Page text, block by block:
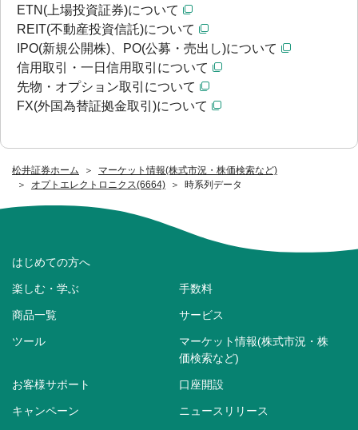
松井証券ホーム
マーケット情報(株式市況・株価検索など)
オプトエレクトロニクス(6664)
時系列データ
ETN(上場投資証券)について
REIT(不動産投資信託)について
IPO(新規公開株)、PO(公募・売出し)について
信用取引・一日信用取引について
先物・オプション取引について
FX(外国為替証拠金取引)について
はじめての方へ
楽しむ・学ぶ 手数料
商品一覧 サービス
ツール
マーケット情報(株式市況・株
価検索など)
お客様サポート 口座開設
キャンペーン ニュースリリース